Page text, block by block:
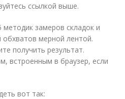
ссылкой выше.
замеров складок и
обхватов мерной лентой.
получить результат.
встроенным в браузер, если
вот так: